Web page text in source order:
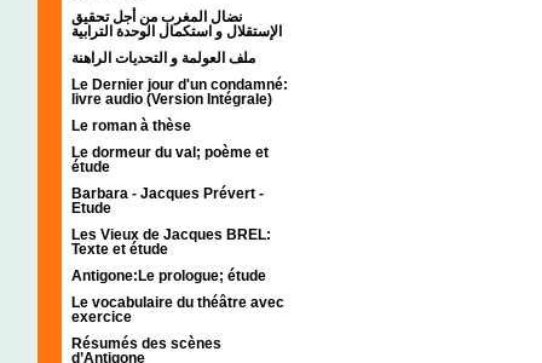
نضال المغرب من أجل تحقيق
الإستقلال و استكمال الوحدة الترابية
ملف العولمة و التحديات الراهنة
Le Dernier jour d'un condamné:
livre audio (Version Intégrale)
Le roman à thèse
Le dormeur du val; poème et
étude
Barbara - Jacques Prévert -
Etude
Les Vieux de Jacques BREL:
Texte et étude
Antigone:Le prologue; étude
Le vocabulaire du théâtre avec
exercice
Résumés des scènes
d’Antigone